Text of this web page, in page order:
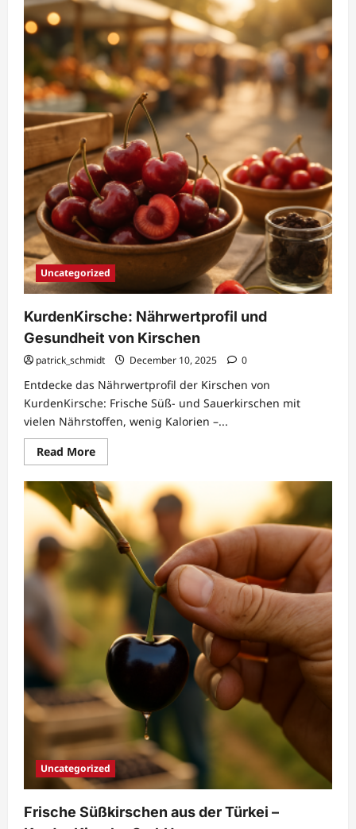
mit
Kirschen
&
Trockenfrüchten
von
KurdenKirsche
Uncategorized
KurdenKirsche: Nährwertprofil und
Gesundheit von Kirschen
patrick_schmidt December 10, 2025 0
Entdecke das Nährwertprofil der Kirschen von
KurdenKirsche: Frische Süß- und Sauerkirschen mit
vielen Nährstoffen, wenig Kalorien –...
Read MoreRead
more
KurdenKirsche:
Nährwertprofil
und
Gesundheit
von
Kirschen
Uncategorized
Frische Süßkirschen aus der Türkei –